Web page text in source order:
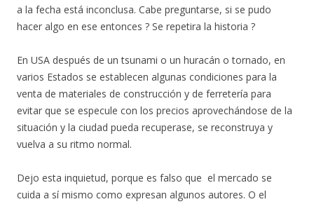
a la fecha está inconclusa. Cabe preguntarse, si se pudo
hacer algo en ese entonces ? Se repetira la historia ?
En USA después de un tsunami o un huracán o tornado, en
varios Estados se establecen algunas condiciones para la
venta de materiales de construcción y de ferretería para
evitar que se especule con los precios aprovechándose de la
situación y la ciudad pueda recuperase, se reconstruya y
vuelva a su ritmo normal.
Dejo esta inquietud, porque es falso que el mercado se
cuida a sí mismo como expresan algunos autores. O el